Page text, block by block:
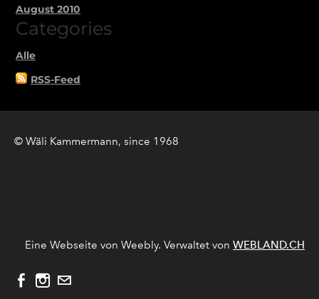
August 2010
Categories
Alle
RSS-Feed
© Wäli Kammermann, since 1968
Eine Webseite von Weebly. Verwaltet von WEBLAND.CH